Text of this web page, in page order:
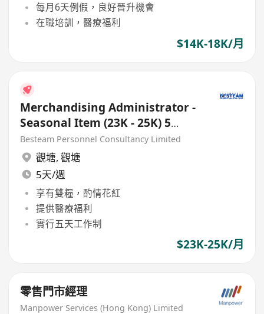
每月6天例假，良好晉升機會
在職培訓，醫療福利
$14K-18K/月
Merchandising Administrator -
Seasonal Item (23K - 25K) 5
Days
Besteam Personnel Consultancy Limited
觀塘, 觀塘
5天/週
享有雙糧，酌情花紅
提供醫療福利
實行五天工作制
$23K-25K/月
零售門市經理
Manpower Services (Hong Kong) Limited